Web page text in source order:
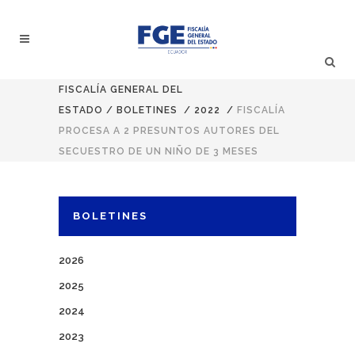
FISCALÍA GENERAL DEL
ESTADO / BOLETINES / 2022 / FISCALÍA
PROCESA A 2 PRESUNTOS AUTORES DEL
SECUESTRO DE UN NIÑO DE 3 MESES
BOLETINES
2026
2025
2024
2023